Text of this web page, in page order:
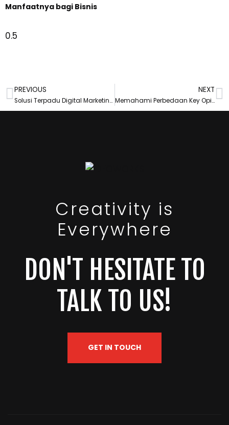
Manfaatnya bagi Bisnis
PREVIOUS
Solusi Terpadu Digital Marketing Jakarta untuk Memaksimalkan Profit Bisnis Lokal
NEXT
Memahami Perbedaan Key Opinion Leader vs Influencer untuk Sukseskan Kampanye Brand
Creativity is
Everywhere
DON'T HESITATE TO
TALK TO US!
GET IN TOUCH